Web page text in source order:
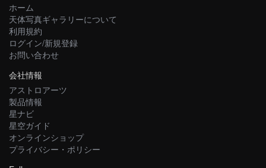
ホーム
天体写真ギャラリーについて
利用規約
ログイン/新規登録
お問い合わせ
会社情報
アストロアーツ
製品情報
星ナビ
星空ガイド
オンラインショップ
プライバシー・ポリシー